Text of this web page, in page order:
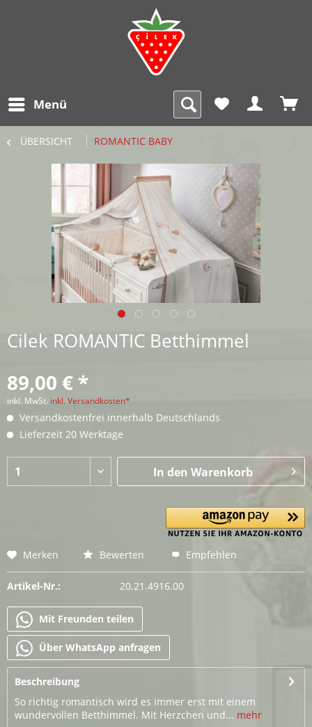
Menü
ÜBERSICHT ROMANTIC BABY
Cilek ROMANTIC Betthimmel
89,00 € *
inkl. MwSt. inkl. Versandkosten*
Versandkostenfrei innerhalb Deutschlands
Lieferzeit 20 Werktage
In den Warenkorb
Merken Bewerten Empfehlen
Artikel-Nr.: 20.21.4916.00
Mit Freunden teilen
Über WhatsApp anfragen
Beschreibung
So richtig romantisch wird es immer erst mit einem
wundervollen Betthimmel. Mit Herzchen und... mehr